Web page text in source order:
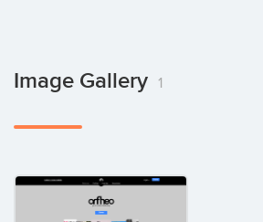
Image Gallery 1